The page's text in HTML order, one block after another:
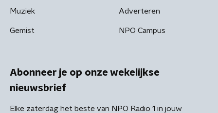
Muziek
Gemist
Adverteren
NPO Campus
Abonneer je op onze wekelijkse
nieuwsbrief
Elke zaterdag het beste van NPO Radio 1 in jouw